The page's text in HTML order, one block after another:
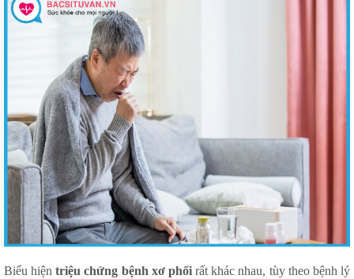
Biểu hiệntriệu chứng bệnh xơ phổirất khác nhau, tùy theo bệnh lý